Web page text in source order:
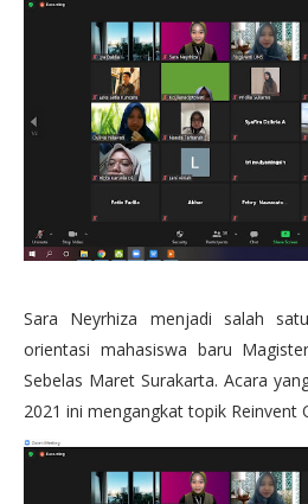
Sara Neyrhiza menjadi salah
orientasi mahasiswa baru
Sebelas Maret Surakarta. Acara
2021 ini mengangkat topik Reinvent